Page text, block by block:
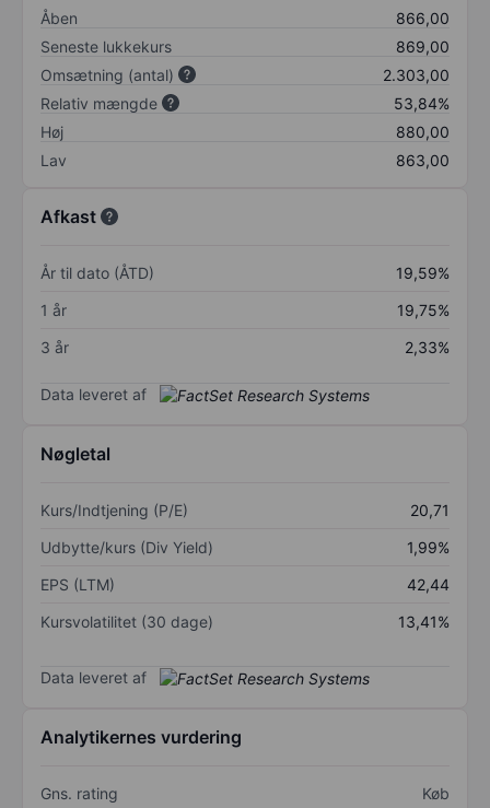
Åben
866,00
Seneste lukkekurs
869,00
Omsætning (antal)
2.303,00
Relativ mængde
53,84%
Høj
880,00
Lav
863,00
Afkast
År til dato (ÅTD)
19,59%
1 år
19,75%
3 år
2,33%
Data leveret af
Nøgletal
Kurs/Indtjening (P/E)
20,71
Udbytte/kurs (Div Yield)
1,99%
EPS (LTM)
42,44
Kursvolatilitet (30 dage)
13,41%
Data leveret af
Analytikernes vurdering
Gns. rating Køb